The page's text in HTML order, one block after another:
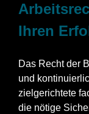
Ihren
Das Recht der
und
zielgerichtete
die nötige